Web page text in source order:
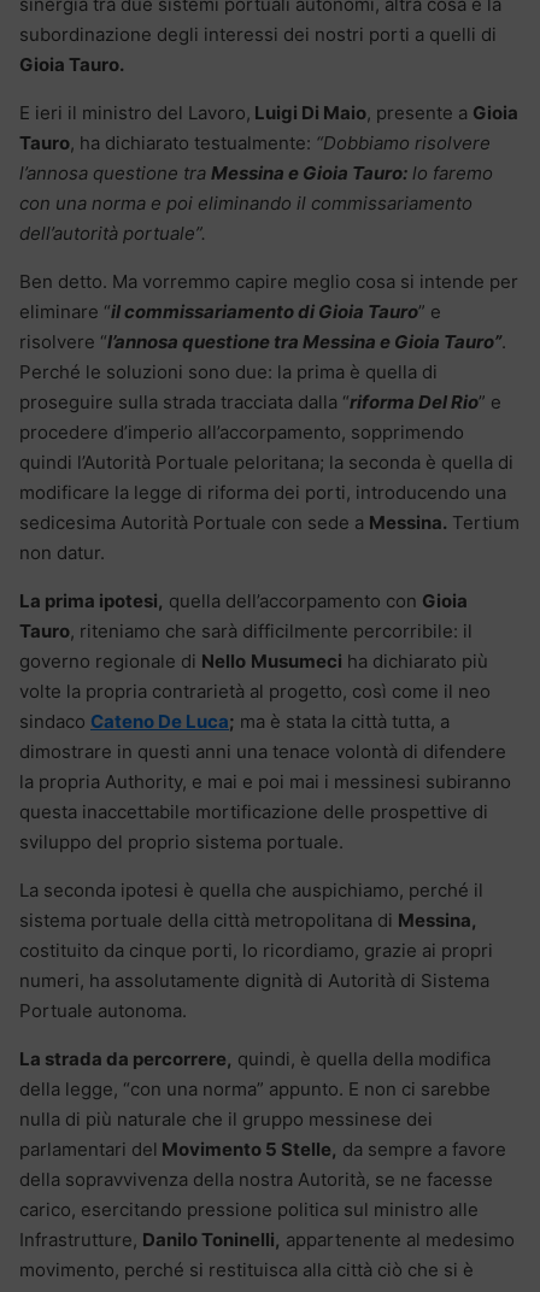
subordinazione degli interessi dei nostri porti a quelli di
Gioia Tauro.
E ieri il ministro del Lavoro, Luigi Di Maio, presente a Gioia
Tauro, ha dichiarato testualmente: “Dobbiamo risolvere
l’annosa questione tra Messina e Gioia Tauro: lo faremo
con una norma e poi eliminando il commissariamento
dell’autorità portuale”.
Ben detto. Ma vorremmo capire meglio cosa si intende per
eliminare “il commissariamento di Gioia Tauro” e
risolvere “l’annosa questione tra Messina e Gioia Tauro”.
Perché le soluzioni sono due: la prima è quella di
proseguire sulla strada tracciata dalla “riforma Del Rio” e
procedere d’imperio all’accorpamento, sopprimendo
quindi l’Autorità Portuale peloritana; la seconda è quella di
modificare la legge di riforma dei porti, introducendo una
sedicesima Autorità Portuale con sede a Messina. Tertium
non datur.
La prima ipotesi, quella dell’accorpamento con Gioia
Tauro, riteniamo che sarà difficilmente percorribile: il
governo regionale di Nello Musumeci ha dichiarato più
volte la propria contrarietà al progetto, così come il neo
sindaco Cateno De Luca; ma è stata la città tutta, a
dimostrare in questi anni una tenace volontà di difendere
la propria Authority, e mai e poi mai i messinesi subiranno
questa inaccettabile mortificazione delle prospettive di
sviluppo del proprio sistema portuale.
La seconda ipotesi è quella che auspichiamo, perché il
sistema portuale della città metropolitana di Messina,
costituito da cinque porti, lo ricordiamo, grazie ai propri
numeri, ha assolutamente dignità di Autorità di Sistema
Portuale autonoma.
La strada da percorrere, quindi, è quella della modifica
della legge, “con una norma” appunto. E non ci sarebbe
nulla di più naturale che il gruppo messinese dei
parlamentari del Movimento 5 Stelle, da sempre a favore
della sopravvivenza della nostra Autorità, se ne facesse
carico, esercitando pressione politica sul ministro alle
Infrastrutture, Danilo Toninelli, appartenente al medesimo
movimento, perché si restituisca alla città ciò che si è